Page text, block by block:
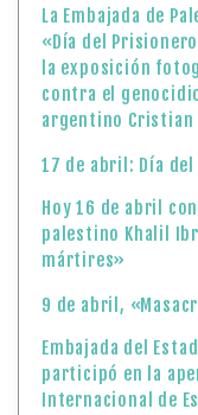
La Embajada de
«Día del
la exposición
contra el
argentino Cristian
17 de abril: Día
Hoy 16 de abril
palestino Khalil
mártires»
9 de abril,
Embajada del
participó en la
Internacional de